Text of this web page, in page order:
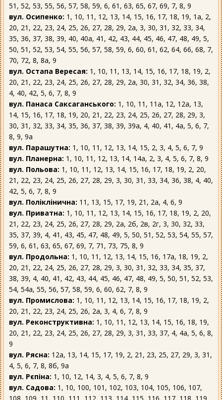
51, 52, 53, 55, 56, 57, 58, 59, 6, 61, 63, 65, 67, 69, 7, 8, 9
вул. Осипенко: 1, 10, 11, 12, 13, 14, 15, 16, 17, 18, 19, 1а, 2,
20, 21, 22, 23, 24, 25, 26, 27, 28, 29, 2а, 3, 30, 31, 32, 33, 34,
35, 36, 37, 38, 39, 40, 40а, 41, 42, 43, 44, 45, 46, 47, 48, 49, 5,
50, 51, 52, 53, 54, 55, 56, 57, 58, 59, 6, 60, 61, 62, 64, 66, 68, 7,
70, 72, 8, 8а, 9
вул. Остапа Вересая: 1, 10, 11, 13, 14, 15, 16, 17, 18, 19, 2,
20, 21, 22, 23, 24, 25, 26, 27, 28, 29, 2а, 30, 31, 32, 34, 36, 38,
4, 40, 42, 5, 6, 7, 8, 9
вул. Панаса Саксаганського: 1, 10, 11, 11а, 12, 12а, 13,
14, 15, 16, 17, 18, 19, 20, 21, 22, 23, 24, 25, 26, 27, 28, 29, 3,
30, 31, 32, 33, 34, 35, 36, 37, 38, 39, 39а, 4, 40, 41, 4а, 5, 6, 7,
8, 9, 9а
вул. Парашутна: 1, 10, 11, 12, 13, 14, 15, 2, 3, 4, 5, 6, 7, 9
вул. Планерна: 1, 10, 11, 12, 13, 14, 14а, 2, 3, 4, 5, 6, 7, 8, 9
вул. Польова: 1, 10, 11, 12, 13, 14, 15, 16, 17, 18, 19, 2, 20,
21, 22, 23, 24, 25, 26, 27, 28, 29, 3, 30, 31, 33, 34, 36, 38, 4, 40,
42, 5, 6, 7, 8, 9
вул. Поліклінична: 11, 13, 15, 17, 19, 21, 2а, 4, 6, 9
вул. Приватна: 1, 10, 11, 12, 13, 14, 15, 16, 17, 18, 19, 2, 20,
21, 22, 23, 24, 25, 26, 27, 28, 29, 2а, 2б, 2в, 2г, 3, 30, 32, 33,
35, 37, 39, 4, 41, 43, 45, 47, 48, 49, 5, 50, 51, 52, 53, 54, 55, 57,
59, 6, 61, 63, 65, 67, 69, 7, 71, 73, 75, 8, 9
вул. Продольна: 1, 10, 11, 12, 13, 14, 15, 16, 17а, 18, 19, 2,
20, 21, 22, 24, 25, 26, 27, 28, 29, 3, 30, 31, 32, 33, 34, 35, 37,
38, 39, 4, 40, 41, 42, 43, 44, 45, 46, 47, 48, 49, 5, 50, 51, 52, 53,
54, 54а, 55, 56, 57, 58, 59, 6, 60, 62, 7, 8, 9
вул. Промислова: 1, 10, 11, 12, 13, 14, 15, 16, 17, 18, 19, 2,
20, 21, 22, 23, 24, 25, 26, 2а, 3, 4, 6, 7, 8, 9
вул. Реконструктивна: 1, 10, 11, 12, 13, 14, 15, 16, 18, 19,
20, 21, 22, 23, 24, 25, 26, 27, 28, 29, 3, 31, 33, 37, 4, 4а, 5, 6, 8,
9
вул. Рясна: 12а, 13, 14, 15, 17, 19, 2, 21, 23, 25, 27, 29, 3, 31,
4, 5, 6, 7, 8, 8б, 9а
вул. Рєпіна: 1, 10, 12, 14, 3, 4, 5, 6, 7, 8, 9
вул. Садова: 1, 10, 100, 101, 102, 103, 104, 105, 106, 107,
108, 109, 11, 110, 111, 112, 113, 114, 115, 116, 117, 118, 119,